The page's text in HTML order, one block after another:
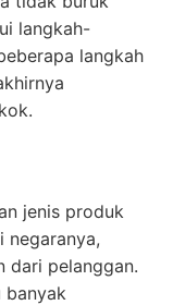
langkah-
langkah
jenis produk
negaranya,
dari pelanggan.
banyak